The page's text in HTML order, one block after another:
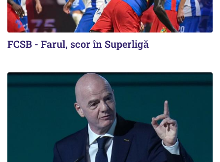
FCSB - Farul, scor în Superligă